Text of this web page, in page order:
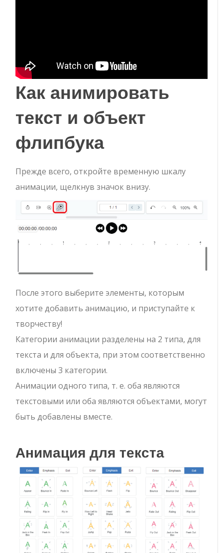
Как анимировать
текст и объект
флипбука
Прежде всего, откройте временную шкалу
анимации, щелкнув значок внизу.
После этого выберите элементы, которым
хотите добавить анимацию, и приступайте к
творчеству!
Категории анимации разделены на 2 типа, для
текста и для объекта, при этом соответственно
включены 3 категории.
Анимации одного типа, т. е. оба являются
текстовыми или оба являются объектами, могут
быть добавлены вместе.
Анимация для текста